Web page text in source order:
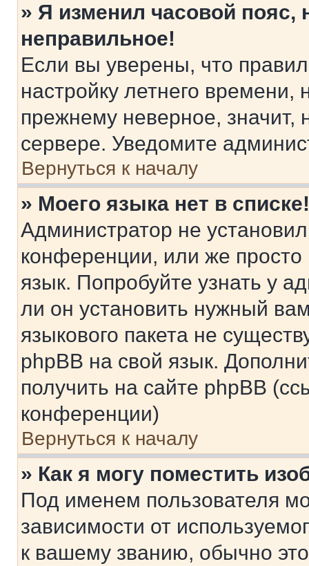
» Я изменил часовой пояс,
неправильное!
Если вы уверены, что
настройку летнего
прежнему неверное, значит,
сервере. Уведомите
Вернуться к началу
» Моего языка нет в списке!
Администратор не
конференции, или же
язык. Попробуйте узнать у
ли он установить нужный
языкового пакета не
phpBB на свой язык.
получить на сайте phpBB
конференции)
Вернуться к началу
» Как я могу поместить
Под именем пользователя
зависимости от
к вашему званию, обычно это